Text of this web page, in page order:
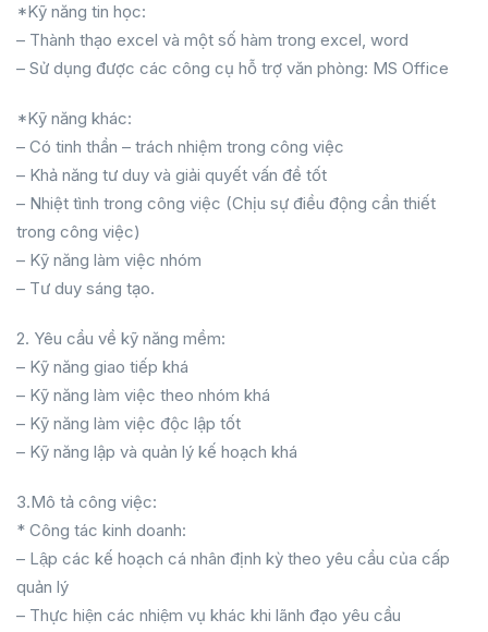
*Kỹ năng tin học:
– Thành thạo excel và một số hàm trong excel, word
– Sử dụng được các công cụ hỗ trợ văn phòng: MS Office
*Kỹ năng khác:
– Có tinh thần – trách nhiệm trong công việc
– Khả năng tư duy và giải quyết vấn đề tốt
– Nhiệt tình trong công việc (Chịu sự điều động cần thiết
trong công việc)
– Kỹ năng làm việc nhóm
– Tư duy sáng tạo.
2. Yêu cầu về kỹ năng mềm:
– Kỹ năng giao tiếp khá
– Kỹ năng làm việc theo nhóm khá
– Kỹ năng làm việc độc lập tốt
– Kỹ năng lập và quản lý kế hoạch khá
3.Mô tả công việc:
* Công tác kinh doanh:
– Lập các kế hoạch cá nhân định kỳ theo yêu cầu của cấp
quản lý
– Thực hiện các nhiệm vụ khác khi lãnh đạo yêu cầu